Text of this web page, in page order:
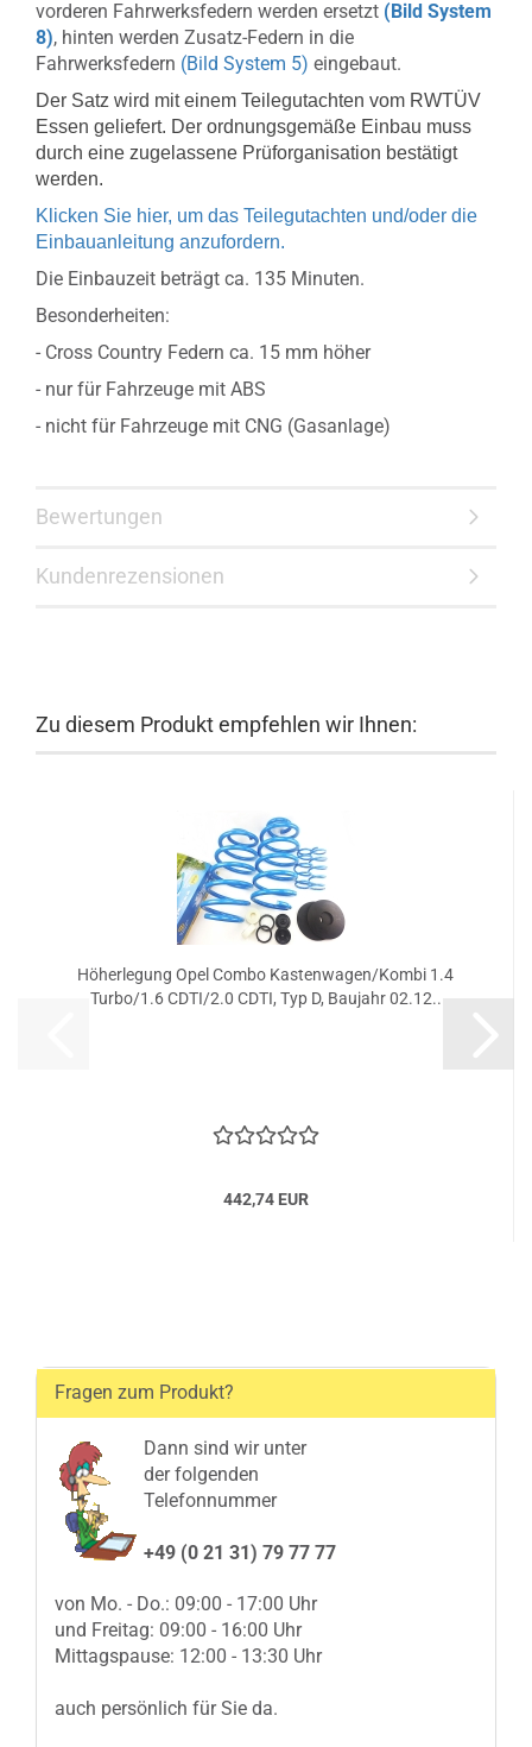
vorderen Fahrwerksfedern werden ersetzt (Bild System
8), hinten werden Zusatz-Federn in die
Fahrwerksfedern (Bild System 5) eingebaut.
Der Satz wird mit einem Teilegutachten vom RWTÜV
Essen geliefert. Der ordnungsgemäße Einbau muss
durch eine zugelassene Prüforganisation bestätigt
werden.
Klicken Sie hier, um das Teilegutachten und/oder die
Einbauanleitung anzufordern.
Die Einbauzeit beträgt ca. 135 Minuten.
Besonderheiten:
- Cross Country Federn ca. 15 mm höher
- nur für Fahrzeuge mit ABS
- nicht für Fahrzeuge mit CNG (Gasanlage)
Bewertungen
Kundenrezensionen
Zu diesem Produkt empfehlen wir Ihnen:
Höherlegung Opel Combo Kastenwagen/Kombi 1.4
Turbo/1.6 CDTI/2.0 CDTI, Typ D, Baujahr 02.12..
442,74 EUR
Fragen zum Produkt?
Dann sind wir unter
der folgenden
Telefonnummer
+49 (0 21 31) 79 77 77
von Mo. - Do.: 09:00 - 17:00 Uhr
und Freitag: 09:00 - 16:00 Uhr
Mittagspause: 12:00 - 13:30 Uhr
auch persönlich für Sie da.